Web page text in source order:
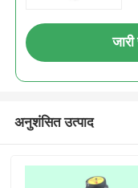
अनुशंसित उत्पाद